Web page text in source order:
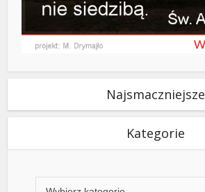
Najsmaczniejsze
Kategorie